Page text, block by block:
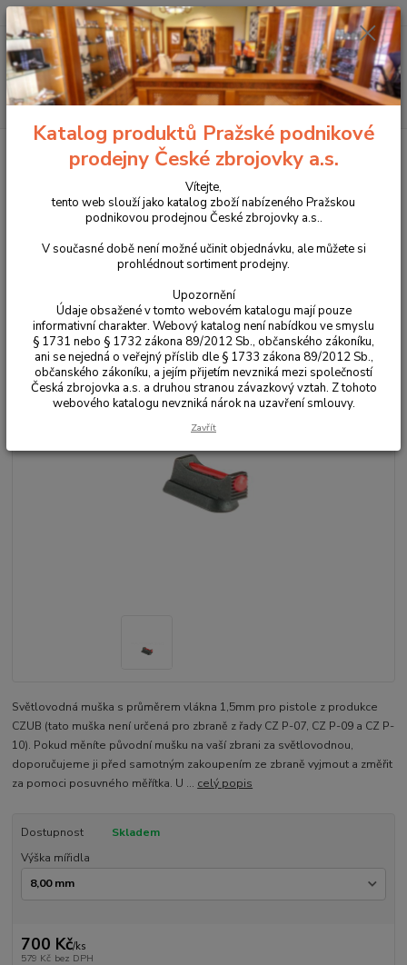
Menu
Hledat
+420 225 375 800
Příslušenství, doplňky a náhradní díly Pro pistole
Muška světlovodná 1,5 mm
Muška světlovodná 1,5 mm
Světlovodná muška s průměrem vlákna 1,5mm pro pistole z produkce
CZUB (tato muška není určená pro zbraně z řady CZ P-07, CZ P-09 a CZ P-
10). Pokud měníte původní mušku na vaší zbrani za světlovodnou,
doporučujeme ji před samotným zakoupením ze zbraně vyjmout a změřit
za pomoci posuvného měřítka. U ... celý popis
Dostupnost
Skladem
Výška mířidla
700 Kč/ks
579 Kč bez DPH
Katalog produktů Pražské podnikové
prodejny České zbrojovky a.s.
Vítejte,
tento web slouží jako katalog zboží nabízeného Pražskou
podnikovou prodejnou České zbrojovky a.s..
V současné době není možné učinit objednávku, ale můžete si
prohlédnout sortiment prodejny.
Upozornění
Údaje obsažené v tomto webovém katalogu mají pouze
informativní charakter. Webový katalog není nabídkou ve smyslu
§ 1731 nebo § 1732 zákona 89/2012 Sb., občanského zákoníku,
ani se nejedná o veřejný příslib dle § 1733 zákona 89/2012 Sb.,
občanského zákoníku, a jejím přijetím nevzniká mezi společností
Česká zbrojovka a.s. a druhou stranou závazkový vztah. Z tohoto
webového katalogu nevzniká nárok na uzavření smlouvy.
Zavřít